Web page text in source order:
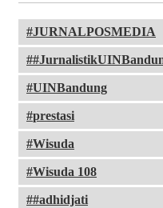
JURNALPOSMEDIA
UINBandung
prestasi
Wisuda
Wisuda 108
#adhidjati